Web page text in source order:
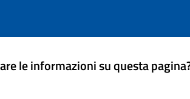
le informazioni su questa